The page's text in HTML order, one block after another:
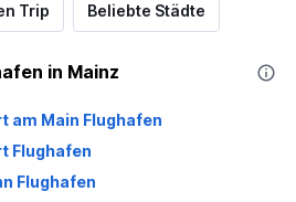
Trip Beliebte Städte
in Mainz
am Main Flughafen
Flughafen
Flughafen